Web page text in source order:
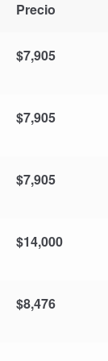
Precio
$7,905
$7,905
$7,905
$14,000
$8,476